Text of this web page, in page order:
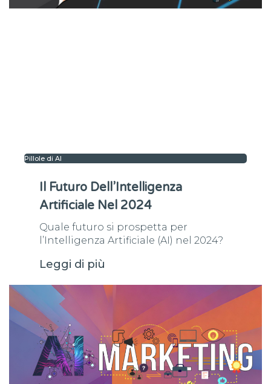
Pillole di AI
Il Futuro Dell’Intelligenza
Artificiale Nel 2024
Quale futuro si prospetta per
l’Intelligenza Artificiale (AI) nel 2024?
Leggi di più